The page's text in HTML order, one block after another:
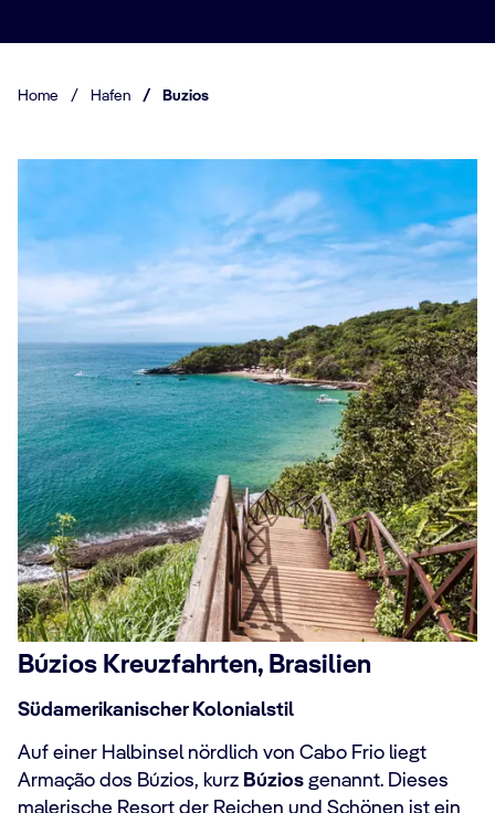
Home / Hafen / Buzios
Búzios Kreuzfahrten, Brasilien
Südamerikanischer Kolonialstil
Auf einer Halbinsel nördlich von Cabo Frio liegt
Armação dos Búzios, kurz Búzios genannt. Dieses
malerische Resort der Reichen und Schönen ist ein